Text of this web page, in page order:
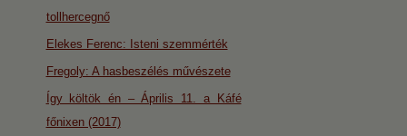
tollhercegnő
Elekes Ferenc: Isteni szemmérték
Fregoly: A hasbeszélés művészete
Így költök én – Április 11. a Káfé
főnixen (2017)